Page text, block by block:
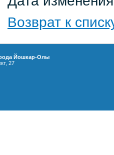
Возврат к
Йошкар-Олы
27